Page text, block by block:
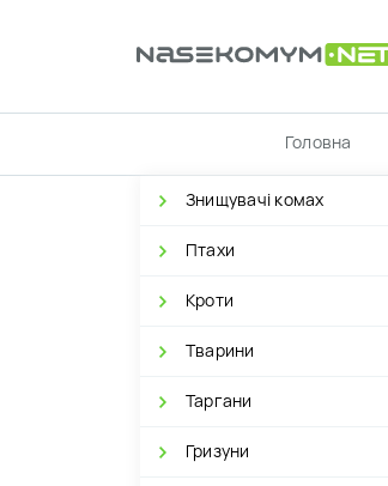
Головна
Знищувачі комах
Птахи
Кроти
Тварини
Таргани
Гризуни